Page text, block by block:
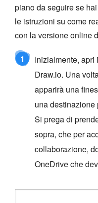
piano da seguire se
le istruzioni su come
con la versione online
1
Inizialmente, apri
Draw.io. Una
apparirà una
una destinazione
Si prega di
sopra, che per
collaborazione,
OneDrive che